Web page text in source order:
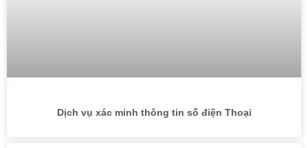
Dịch vụ xác minh thông tin số điện Thoại